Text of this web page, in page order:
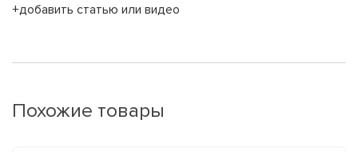
+добавить статью или видео
Похожие товары